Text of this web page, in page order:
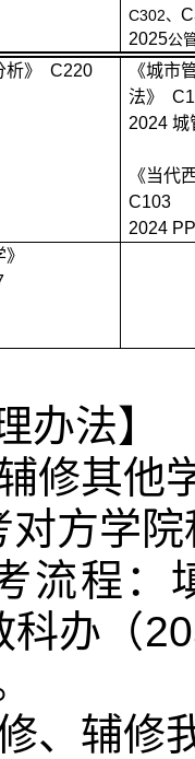
C302、
2025公
》
C220
《城市
法》
2024 城
《当代
C103
2024
办法】
修其他
对方学
流程：
科办（
、辅修